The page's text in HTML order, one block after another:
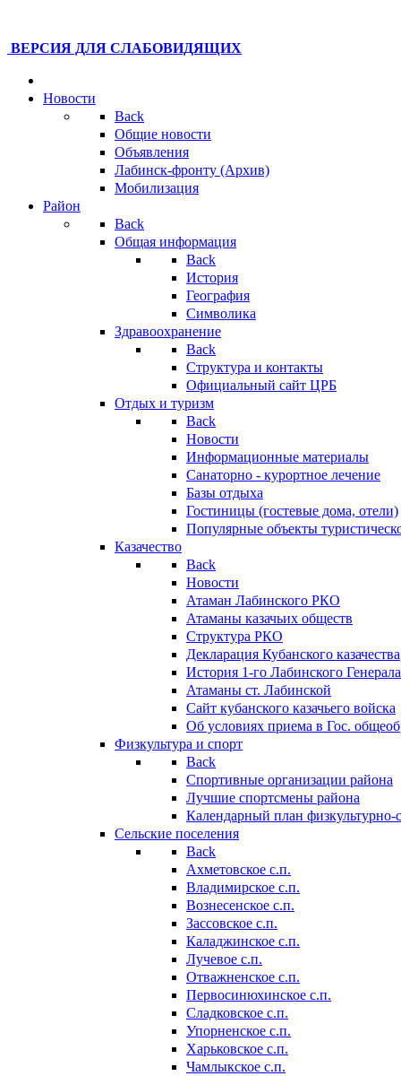
ВЕРСИЯ ДЛЯ СЛАБОВИДЯЩИХ
Новости
Back
Общие новости
Объявления
Лабинск-фронту (Архив)
Мобилизация
Район
Back
Общая информация
Back
История
География
Символика
Здравоохранение
Back
Структура и контакты
Официальный сайт ЦРБ
Отдых и туризм
Back
Новости
Информационные материалы
Санаторно - курортное лечение
Базы отдыха
Гостиницы (гостевые дома, отели)
Популярные объекты
Казачество
Back
Новости
Атаман Лабинского РКО
Атаманы казачьих обществ
Структура РКО
Декларация Кубанского казачества
История 1-го Лабинского
Атаманы ст. Лабинской
Cайт кубанского казачьего войска
Об условиях приема в Гос.
Физкультура и спорт
Back
Спортивные организации района
Лучшие спортсмены района
Календарный план
Сельские поселения
Back
Ахметовское с.п.
Владимирское с.п.
Вознесенское с.п.
Зассовское с.п.
Каладжинское с.п.
Лучевое с.п.
Отважненское с.п.
Первосинюхинское с.п.
Сладковское с.п.
Упорненское с.п.
Харьковское с.п.
Чамлыкское с.п.